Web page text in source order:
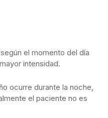
el momento del día
intensidad.
ocurre durante la noche,
el paciente no es